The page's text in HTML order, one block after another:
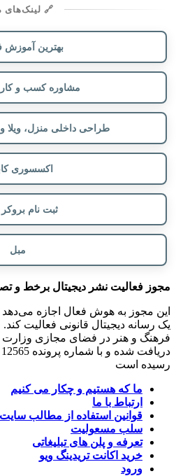
🔗 لینک‌های
بهترین
مشاوره کسب و کار
طراحی داخلی منزل، ویلا
اکسسوری
ثبت نام بروکر
مبل
مجوز فعالیت نشر دیجیتال برخط و
این مجوز به هوش فعال اجازه
یک رسانه دیجیتال قانونی فعالیت
فرهنگ و هنر در فضای مجازی وزارت
رسیده است
ما که هستیم و چکار می کنیم
ارتباط با ما
قوانین استفاده از مطالب سایت
سلب مسعولیت
تعرفه و پلن های تبلیغاتی
خرید اکانت تریدینگ ویو
ورود